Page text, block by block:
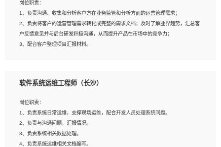
建深度学习系统环境；
4、熟悉OPENCV、HALCON等常用图像处理软件，熟练进行图像处理；
5、熟悉主流的分类算法、聚类算法和关联分析算法原理，能熟练使用神经网络算法
的进行业务建模；
6、对OCR领域有深入的研究，熟悉模型调参，压缩和整型化方法；
岗位职责：
1、负责沟通、收集和分析客户方在业务监管和分析方面的运营管理需求；
2、负责将客户的运营管理需求转化成完整的需求文档；及时了解业界趋势，汇总客
户反馈意见并与后台研发积极沟通，从而提升产品在市场中的竞争力；
3、配合客户整理项目汇报材料。
1、3年以上运营或解决方案的工作经验。
征，可独立提出完整的优化方案,并推动方案执行达成结果；熟练使用PPT、
WORD、EXCEL等办公软件；
3、深入理解公司各项AI产品和技术信息；具有较强的文档编写能力，能独立撰写
PPT、方案建议书等，面试时需携带个人制作的专业PPT文件进行展示。
软件系统运维工程师（长沙）
岗位职责：
1、负责系统日常运维，支撑现场运维，配合开发人员处理系统问题。
2、负责与沟通问题，汇报情况。
3、负责系统相关数据处理。
4、负责系统运维相关文档编写。